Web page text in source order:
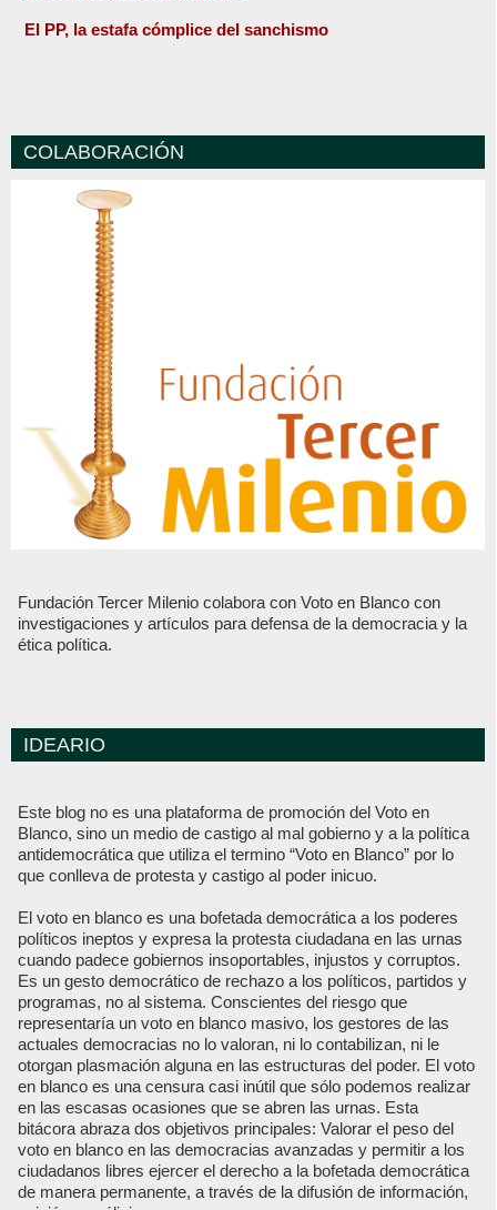
El PP, la estafa cómplice del sanchismo
COLABORACIÓN
Fundación Tercer Milenio colabora con Voto en Blanco con
investigaciones y artículos para defensa de la democracia y la
ética política.
IDEARIO
Este blog no es una plataforma de promoción del Voto en
Blanco, sino un medio de castigo al mal gobierno y a la política
antidemocrática que utiliza el termino “Voto en Blanco” por lo
que conlleva de protesta y castigo al poder inicuo.
El voto en blanco es una bofetada democrática a los poderes
políticos ineptos y expresa la protesta ciudadana en las urnas
cuando padece gobiernos insoportables, injustos y corruptos.
Es un gesto democrático de rechazo a los políticos, partidos y
programas, no al sistema. Conscientes del riesgo que
representaría un voto en blanco masivo, los gestores de las
actuales democracias no lo valoran, ni lo contabilizan, ni le
otorgan plasmación alguna en las estructuras del poder. El voto
en blanco es una censura casi inútil que sólo podemos realizar
en las escasas ocasiones que se abren las urnas. Esta
bitácora abraza dos objetivos principales: Valorar el peso del
voto en blanco en las democracias avanzadas y permitir a los
ciudadanos libres ejercer el derecho a la bofetada democrática
de manera permanente, a través de la difusión de información,